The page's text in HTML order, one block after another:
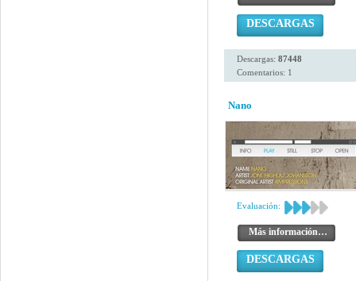
DESCARGAS
Descargas: 87448
Comentarios: 1
Nano
Evaluación:
Más información…
DESCARGAS